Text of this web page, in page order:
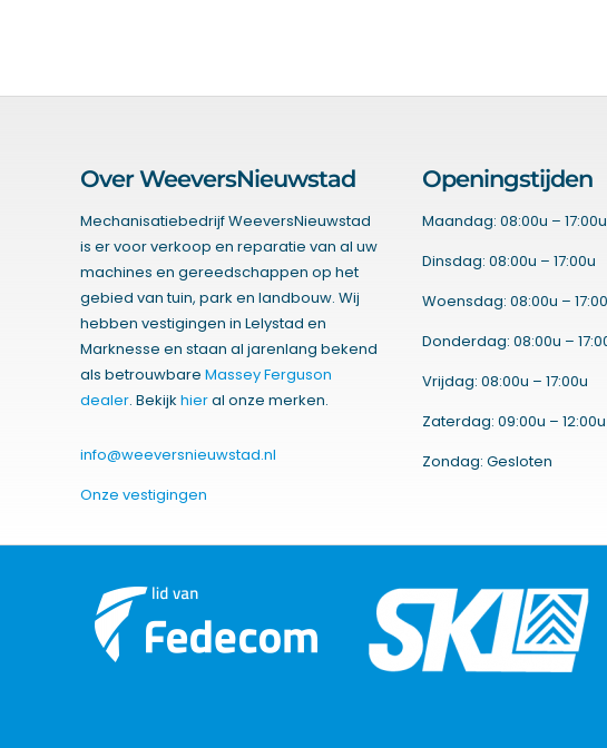
Over WeeversNieuwstad
Mechanisatiebedrijf WeeversNieuwstad
is er voor verkoop en reparatie van al uw
machines en gereedschappen op het
gebied van tuin, park en landbouw. Wij
hebben vestigingen in Lelystad en
Marknesse en staan al jarenlang bekend
als betrouwbare Massey Ferguson
dealer. Bekijkhieral onze merken.
info@weeversnieuwstad.nl
Onze vestigingen
Openingstijden
Maandag: 08:00u – 17:00u
Dinsdag: 08:00u – 17:00u
Woensdag: 08:00u –
Donderdag: 08:00u –
Vrijdag: 08:00u – 17:00u
Zaterdag: 09:00u – 12:00u
Zondag: Gesloten